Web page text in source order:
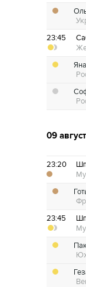
23:45
09
23:20
23:45